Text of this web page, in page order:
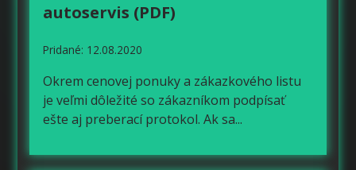
autoservis (PDF)
Pridané: 12.08.2020
Okrem cenovej ponuky a zákazkového listu
je veľmi dôležité so zákazníkom podpísať
ešte aj preberací protokol. Ak sa...